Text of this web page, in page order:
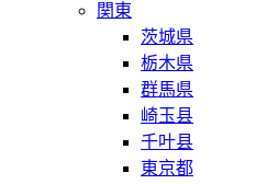
関東
茨城県
栃木県
群馬県
崎玉县
千叶县
東京都